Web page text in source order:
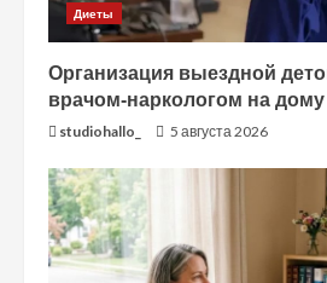
Диеты
Организация выездной
врачом-наркологом на дому
studiohallo_ 5 августа 2026